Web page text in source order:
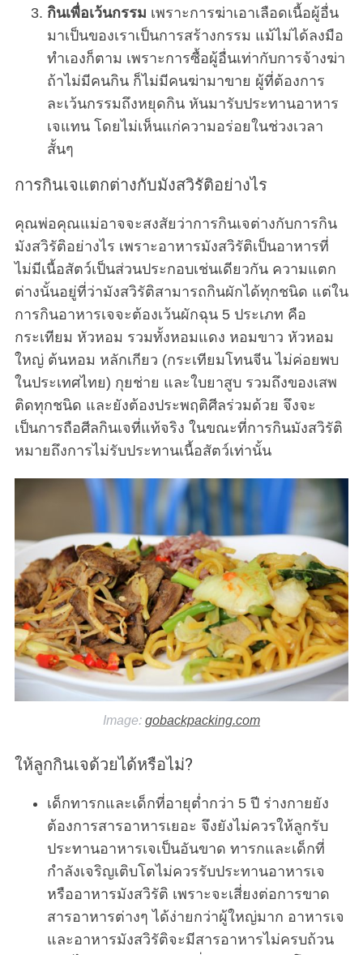
กินเพื่อเว้นกรรม เพราะการฆ่าเอาเลือดเนื้อผู้อื่น
มาเป็นของเราเป็นการสร้างกรรม แม้ไม่ได้ลงมือ
ทำเองก็ตาม เพราะการซื้อผู้อื่นเท่ากับการจ้างฆ่า
ถ้าไม่มีคนกิน ก็ไม่มีคนฆ่ามาขาย ผู้ที่ต้องการ
ละเว้นกรรมถึงหยุดกิน หันมารับประทานอาหาร
เจแทน โดยไม่เห็นแก่ความอร่อยในช่วงเวลา
สั้นๆ
การกินเจแตกต่างกับมังสวิรัติอย่างไร
คุณพ่อคุณแม่อาจจะสงสัยว่าการกินเจต่างกับการกิน
มังสวิรัติอย่างไร เพราะอาหารมังสวิรัติเป็นอาหารที่
ไม่มีเนื้อสัตว์เป็นส่วนประกอบเช่นเดียวกัน ความแตก
ต่างนั้นอยู่ที่ว่ามังสวิรัติสามารถกินผักได้ทุกชนิด แต่ใน
การกินอาหารเจจะต้องเว้นผักฉุน 5 ประเภท คือ
กระเทียม หัวหอม รวมทั้งหอมแดง หอมขาว หัวหอม
ใหญ่ ต้นหอม หลักเกียว (กระเทียมโทนจีน ไม่ค่อยพบ
ในประเทศไทย) กุยช่าย และใบยาสูบ รวมถึงของเสพ
ติดทุกชนิด และยังต้องประพฤติศีลร่วมด้วย จึงจะ
เป็นการถือศีลกินเจที่แท้จริง ในขณะที่การกินมังสวิรัติ
หมายถึงการไม่รับประทานเนื้อสัตว์เท่านั้น
Image: gobackpacking.com
ให้ลูกกินเจด้วยได้หรือไม่?
เด็กทารกและเด็กที่อายุต่ำกว่า 5 ปี ร่างกายยัง
ต้องการสารอาหารเยอะ จึงยังไม่ควรให้ลูกรับ
ประทานอาหารเจเป็นอันขาด ทารกและเด็กที่
กำลังเจริญเติบโตไม่ควรรับประทานอาหารเจ
หรืออาหารมังสวิรัติ เพราะจะเสี่ยงต่อการขาด
สารอาหารต่างๆ ได้ง่ายกว่าผู้ใหญ่มาก อาหารเจ
และอาหารมังสวิรัติจะมีสารอาหารไม่ครบถ้วน